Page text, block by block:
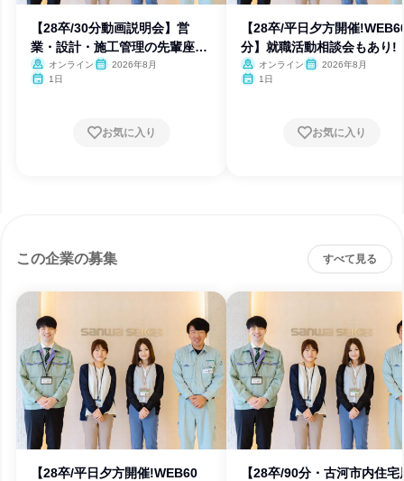
【28卒/30分動画説明会】営
業・設計・施工管理の先輩座談
会
オンライン
2026年8月
1日
お気に入り
【28卒/平日夕方開催
分】就職活動相談会もあり!
オンライン
2026年8月
1日
お気に入り
この企業の募集 すべて見る
【28卒/平日夕方開催!WEB60
【28卒/90分・古河市内住宅